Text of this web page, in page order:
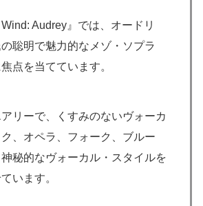
Audrey』では、オードリ
聡明で魅力的なメゾ・ソプラ
点を当てています。
リーで、くすみのないヴォーカ
、オペラ、フォーク、ブルー
秘的なヴォーカル・スタイルを
います。